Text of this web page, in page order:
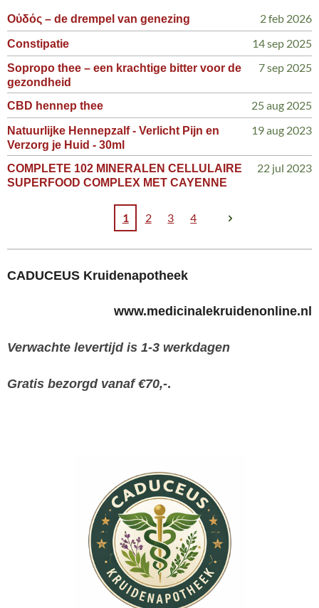
Οὐδός – de drempel van genezing 2 feb 2026
Constipatie 14 sep 2025
Sopropo thee – een krachtige bitter voor de
gezondheid
7 sep 2025
CBD hennep thee 25 aug 2025
Natuurlijke Hennepzalf - Verlicht Pijn en
Verzorg je Huid - 30ml
19 aug 2023
COMPLETE 102 MINERALEN CELLULAIRE
SUPERFOOD COMPLEX MET CAYENNE
22 jul 2023
1 2 3 4
CADUCEUS Kruidenapotheek
www.medicinalekruidenonline.nl
Verwachte levertijd is 1-3 werkdagen
Gratis bezorgd vanaf €70,-.